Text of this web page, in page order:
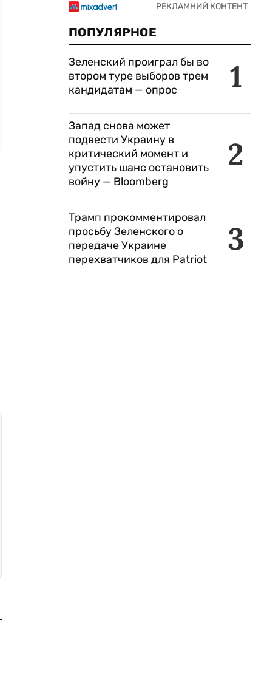
ПОПУЛЯРНОЕ
1
Зеленский проиграл бы во
втором туре выборов трем
кандидатам — опрос
2
Запад снова может
подвести Украину в
критический момент и
упустить шанс остановить
войну — Bloomberg
3
Трамп прокомментировал
просьбу Зеленского о
передаче Украине
перехватчиков для Patriot